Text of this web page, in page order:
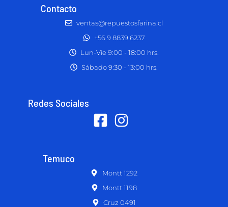
Contacto
ventas@repuestosfarina.cl
+56 9 8839 6237
Lun-Vie 9:00 - 18:00 hrs.
Sábado 9:30 - 13:00 hrs.
Redes Sociales
Temuco
Montt 1292
Montt 1198
Cruz 0491